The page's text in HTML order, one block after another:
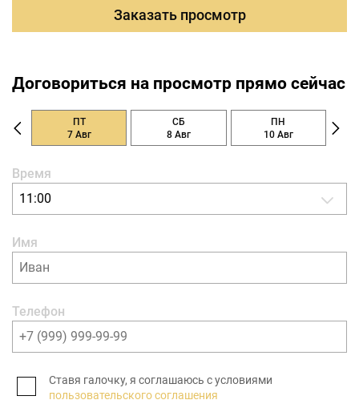
Заказать просмотр
Договориться на просмотр прямо сейчас
ПТ
7 Авг
СБ
8 Авг
ПН
10 Авг
Время
11:00
Имя
Телефон
Ставя галочку, я соглашаюсь с условиями
пользовательского соглашения